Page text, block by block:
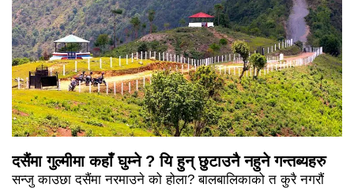
दसैंमा गुल्मीमा कहाँ घुम्ने ? यि हुन् छुटाउनै नहुने गन्तब्यहरु
सन्जु काउछा दसैंमा नरमाउने को होला? बालबालिकाको त कुरै नगरौं